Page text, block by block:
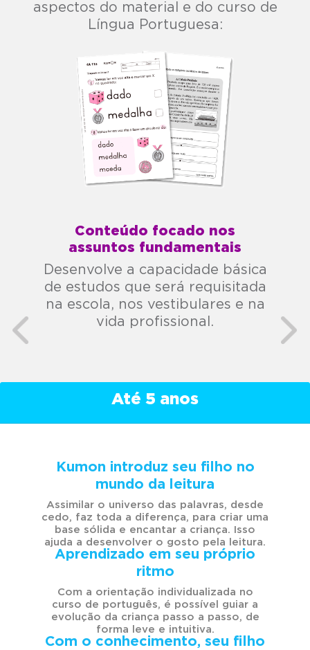
aspectos do material e do curso de
Língua Portuguesa:
Conteúdo focado nos
assuntos fundamentais
Desenvolve a capacidade básica
de estudos que será requisitada
na escola, nos vestibulares e na
vida profissional.
Até 5 anos
Kumon introduz seu filho no
mundo da leitura
Assimilar o universo das palavras, desde
cedo, faz toda a diferença, para criar uma
base sólida e encantar a criança. Isso
ajuda a desenvolver o gosto pela leitura.
Aprendizado em seu próprio
ritmo
Com a orientação individualizada no
curso de português, é possível guiar a
evolução da criança passo a passo, de
forma leve e intuitiva.
Com o conhecimento, seu filho